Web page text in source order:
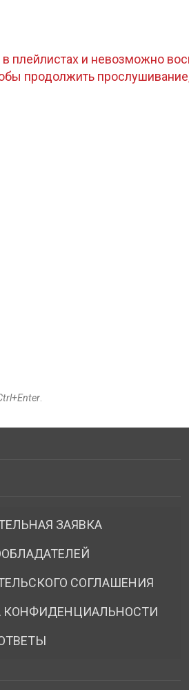
плейлистах и невозможно
продолжить
.
ЗАЯВКА
СОГЛАШЕНИЯ
КОНФИДЕНЦИАЛЬНОСТИ